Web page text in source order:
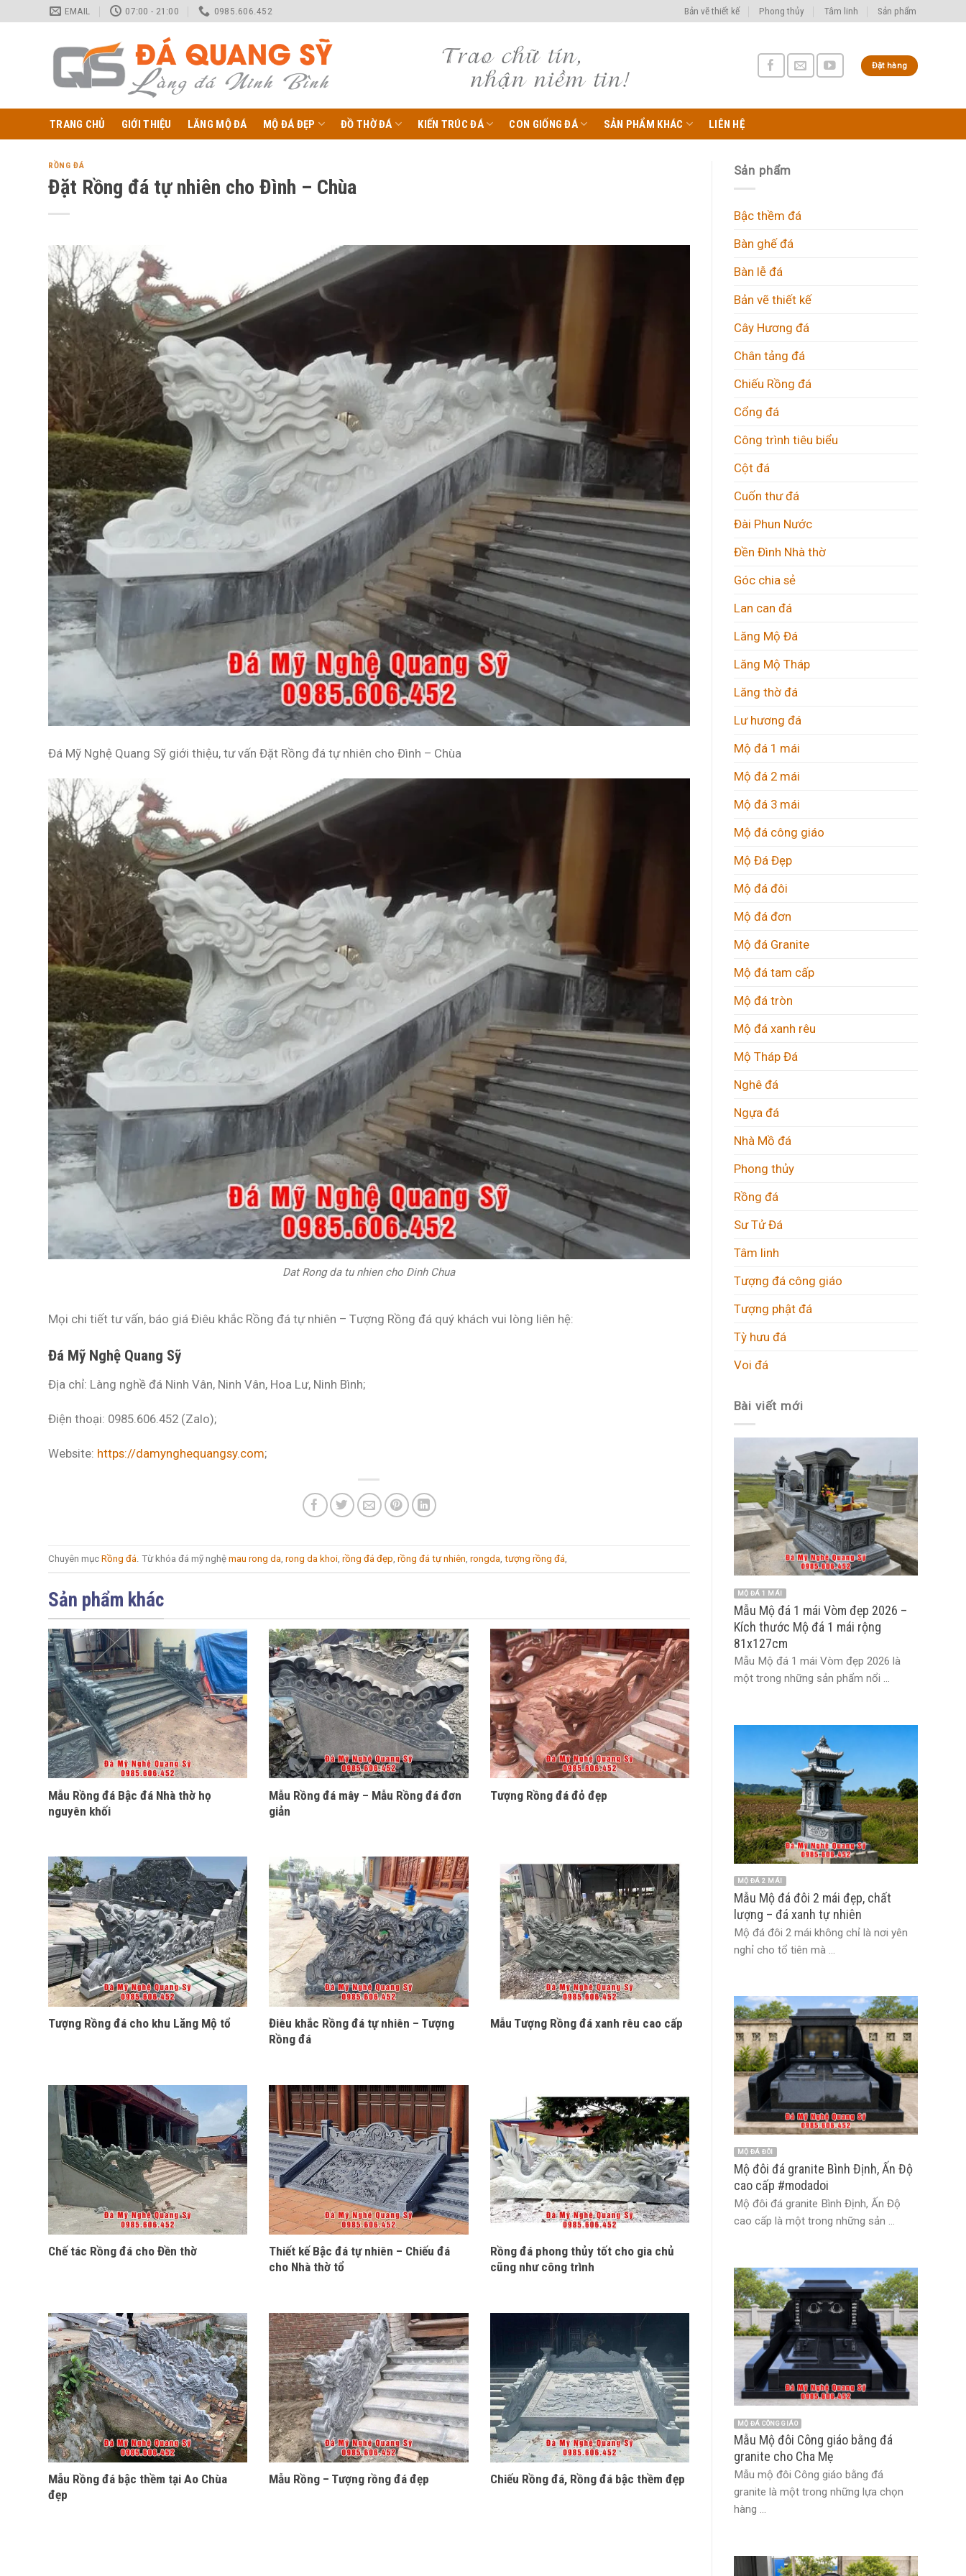
EMAIL 07:00 - 21:00 0985.606.452 Bản vẽ thiết kế Phong thủy Tâm linh Sản phẩm
Đặt hàng
TRANG CHỦ GIỚI THIỆU LĂNG MỘ ĐÁ MỘ ĐÁ ĐẸP ĐỒ THỜ ĐÁ KIẾN TRÚC ĐÁ CON GIỐNG ĐÁ SẢN PHẨM KHÁC LIÊN HỆ
RỒNG ĐÁ
Đặt Rồng đá tự nhiên cho Đình – Chùa
Đá Mỹ Nghệ Quang Sỹ giới thiệu, tư vấn Đặt Rồng đá tự nhiên cho Đình – Chùa
Dat Rong da tu nhien cho Dinh Chua
Mọi chi tiết tư vấn, báo giá Điêu khắc Rồng đá tự nhiên – Tượng Rồng đá quý khách vui lòng liên hệ:
Đá Mỹ Nghệ Quang Sỹ
Địa chỉ: Làng nghề đá Ninh Vân, Ninh Vân, Hoa Lư, Ninh Bình;
Điện thoại: 0985.606.452 (Zalo);
Website: https://damynghequangsy.com;
Chuyên mục Rồng đá. Từ khóa đá mỹ nghệ mau rong da, rong da khoi, rồng đá đẹp, rồng đá tự nhiên, rongda, tượng rồng đá,
Sản phẩm khác
Mẫu Rồng đá Bậc đá Nhà thờ họ
nguyên khối
Mẫu Rồng đá mây – Mẫu Rồng đá đơn
giản
Tượng Rồng đá đỏ đẹp
Tượng Rồng đá cho khu Lăng Mộ tổ
Điêu khắc Rồng đá tự nhiên – Tượng
Rồng đá
Mẫu Tượng Rồng đá xanh rêu cao cấp
Chế tác Rồng đá cho Đền thờ
Thiết kế Bậc đá tự nhiên – Chiếu đá
cho Nhà thờ tổ
Rồng đá phong thủy tốt cho gia chủ
cũng như công trình
Mẫu Rồng đá bậc thềm tại Ao Chùa
đẹp
Mẫu Rồng – Tượng rồng đá đẹp Chiếu Rồng đá, Rồng đá bậc thềm đẹp
Sản phẩm
Bậc thềm đá
Bàn ghế đá
Bàn lễ đá
Bản vẽ thiết kế
Cây Hương đá
Chân tảng đá
Chiếu Rồng đá
Cổng đá
Công trình tiêu biểu
Cột đá
Cuốn thư đá
Đài Phun Nước
Đền Đình Nhà thờ
Góc chia sẻ
Lan can đá
Lăng Mộ Đá
Lăng Mộ Tháp
Lăng thờ đá
Lư hương đá
Mộ đá 1 mái
Mộ đá 2 mái
Mộ đá 3 mái
Mộ đá công giáo
Mộ Đá Đẹp
Mộ đá đôi
Mộ đá đơn
Mộ đá Granite
Mộ đá tam cấp
Mộ đá tròn
Mộ đá xanh rêu
Mộ Tháp Đá
Nghê đá
Ngựa đá
Nhà Mồ đá
Phong thủy
Rồng đá
Sư Tử Đá
Tâm linh
Tượng đá công giáo
Tượng phật đá
Tỳ hưu đá
Voi đá
Bài viết mới
MỘ ĐÁ 1 MÁI
Mẫu Mộ đá 1 mái Vòm đẹp 2026 –
Kích thước Mộ đá 1 mái rộng
81x127cm
Mẫu Mộ đá 1 mái Vòm đẹp 2026 là
một trong những sản phẩm nổi ...
MỘ ĐÁ 2 MÁI
Mẫu Mộ đá đôi 2 mái đẹp, chất
lượng – đá xanh tự nhiên
Mộ đá đôi 2 mái không chỉ là nơi yên
nghỉ cho tổ tiên mà ...
MỘ ĐÁ ĐÔI
Mộ đôi đá granite Bình Định, Ấn Độ
cao cấp #modadoi
Mộ đôi đá granite Bình Định, Ấn Độ
cao cấp là một trong những sản ...
MỘ ĐÁ CÔNG GIÁO
Mẫu Mộ đôi Công giáo bằng đá
granite cho Cha Mẹ
Mẫu mộ đôi Công giáo bằng đá
granite là một trong những lựa chọn
hàng ...